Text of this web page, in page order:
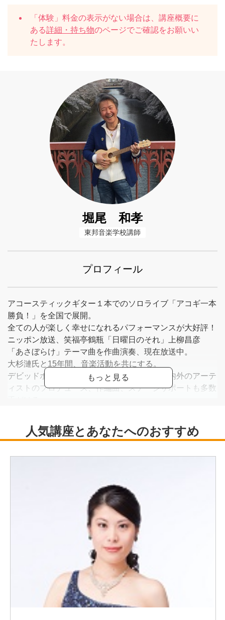
「体験」料金の表示がない場合は、講座概要に
ある詳細・持ち物のページでご確認をお願いい
たします。
堀尾 和孝
東邦音楽学校講師
プロフィール
アコースティックギター１本でのソロライブ「アコギ一本
勝負！」を全国で展開。
全ての人が楽しく幸せになれるパフォーマンスが大好評！
ニッポン放送、笑福亭鶴瓶「日曜日のそれ」上柳昌彦
「あさぼらけ」テーマ曲を作曲演奏、現在放送中。
大杉漣氏と15年間、音楽活動を共にする。
デビッドボウイ、柳ジョージ、をはじめ、国内外のアーテ
ィストのプロデュース、作編曲、ステージサポートも多数
け、好評を得る。
東邦音楽学校ギター＆ウクレレ講師